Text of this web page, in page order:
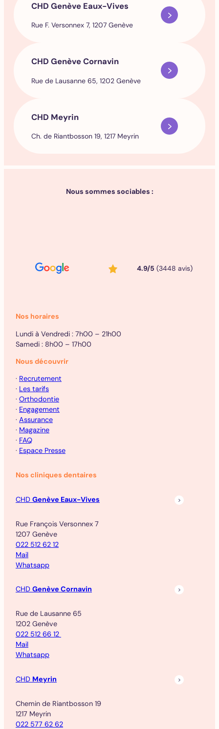
CHD Genève Eaux-Vives
Rue F. Versonnex 7, 1207 Genève
CHD Genève Cornavin
Rue de Lausanne 65, 1202 Genève
CHD Meyrin
Ch. de Riantbosson 19, 1217 Meyrin
Nous sommes sociables :
4.9/5 (3448 avis)
Nos horaires
Lundi à Vendredi : 7h00 – 21h00
Samedi : 8h00 – 17h00
Nous découvrir
· Recrutement
· Les tarifs
· Orthodontie
· Engagement
· Assurance
· Magazine
· FAQ
· Espace Presse
Nos cliniques dentaires
CHD Genève Eaux-Vives
Rue François Versonnex 7
1207 Genève
022 512 62 12
Mail
Whatsapp
CHD Genève Cornavin
Rue de Lausanne 65
1202 Genève
022 512 66 12
Mail
Whatsapp
CHD Meyrin
Chemin de Riantbosson 19
1217 Meyrin
022 577 62 62